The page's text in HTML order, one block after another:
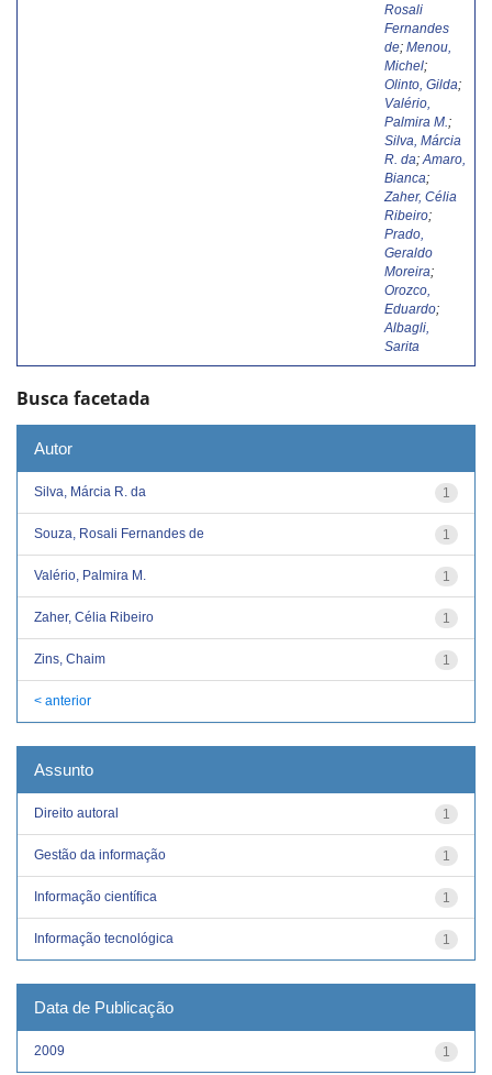
Rosali
Fernandes
de; Menou,
Michel;
Olinto, Gilda;
Valério,
Palmira M. ;
Silva, Márcia
R. da; Amaro,
Bianca;
Zaher, Célia
Ribeiro;
Prado,
Geraldo
Moreira;
Orozco,
Eduardo;
Albagli,
Sarita
Busca facetada
Autor
1
Silva, Márcia R. da
1
Souza, Rosali Fernandes de
1
Valério, Palmira M.
1
Zaher, Célia Ribeiro
1
Zins, Chaim
< anterior
Assunto
1
Direito autoral
1
Gestão da informação
1
Informação científica
1
Informação tecnológica
Data de Publicação
1
2009